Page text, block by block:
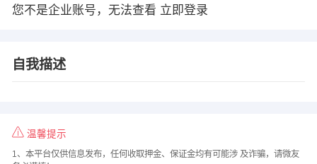
您不是企业账号，无法查看 立即登录
自我描述
温馨提示
1、本平台仅供信息发布，任何收取押金、保证金均有可能涉 及诈骗，请微友